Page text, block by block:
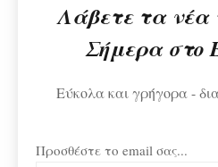
Λάβετε τα νέα
Σήμερα στο
Εύκολα και γρήγορα -
Προσθέστε το email σας...